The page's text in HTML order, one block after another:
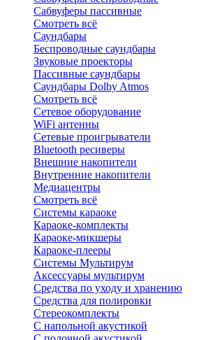
Сабвуферы пассивные
Смотреть всё
Саундбары
Беспроводные саундбары
Звуковые проекторы
Пассивные саундбары
Саундбары Dolby Atmos
Смотреть всё
Сетевое оборудование
WiFi антенны
Сетевые проигрыватели
Bluetooth ресиверы
Внешние накопители
Внутренние накопители
Медиацентры
Смотреть всё
Системы караоке
Караоке-комплекты
Караоке-микшеры
Караоке-плееры
Системы Мультирум
Аксессуары мультирум
Средства по уходу и хранению
Средства для полировки
Стереокомплекты
C напольной акустикой